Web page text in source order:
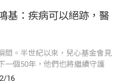
絆
紅利》（天下文化）。
：走過75年，臺大管理學院
17×23cm
彩色
基：疾病可以絕跡，醫
間。半世紀以來，兒心基金會見
一個50年，他們也將繼續守護
16